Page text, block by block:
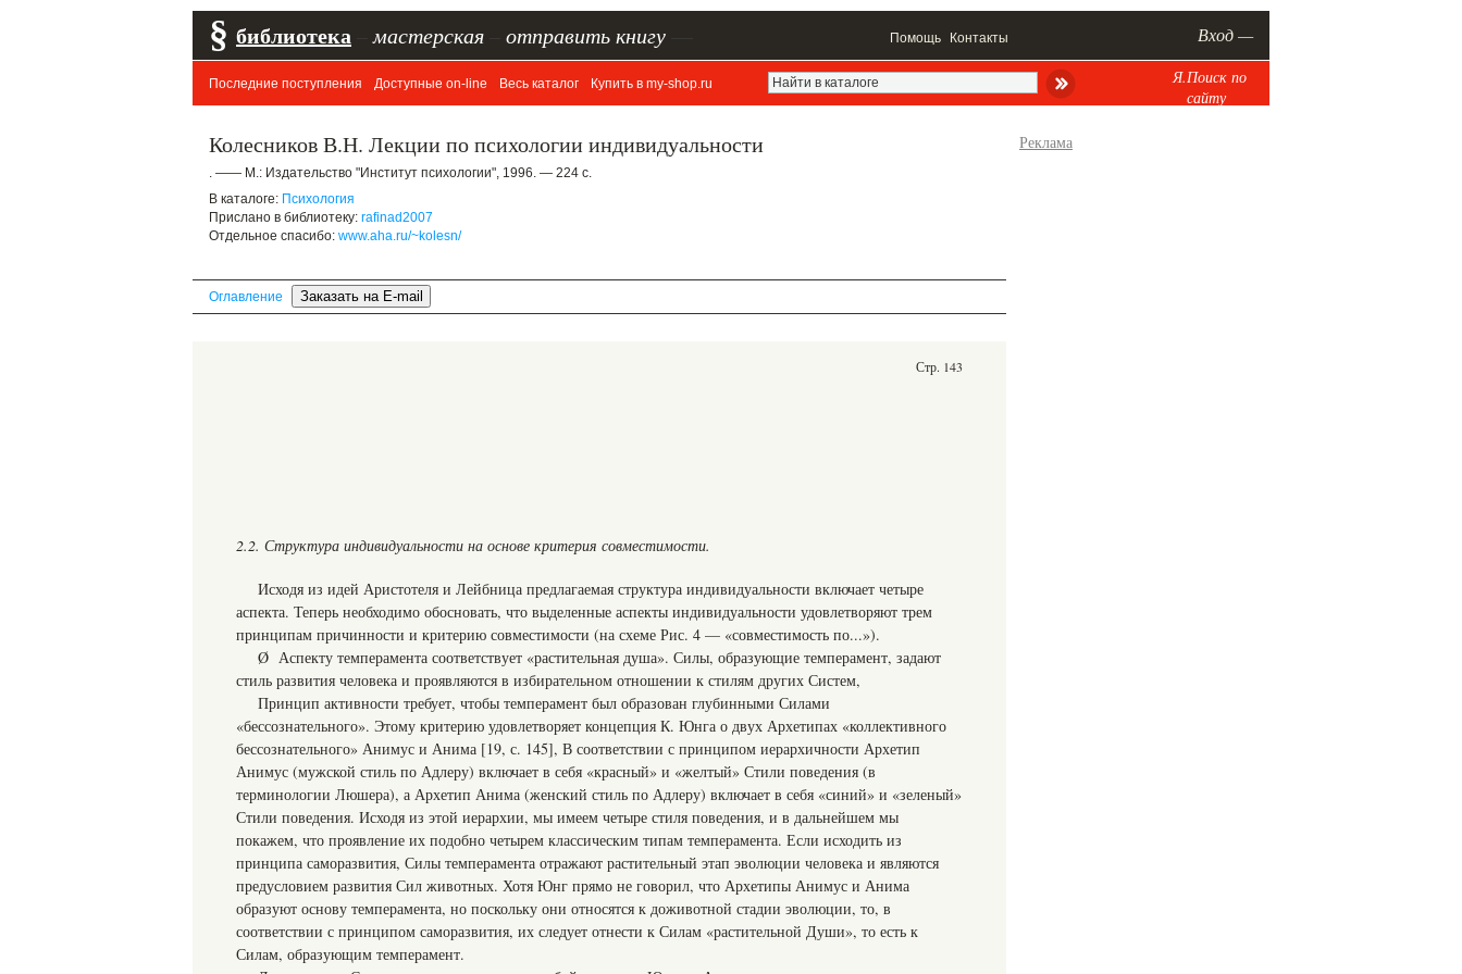
§ библиотека мастерская отправить книгу Помощь Контакты Вход —
Последние поступления Доступные on-line Весь каталог Купить в my-shop.ru
Я.Поиск по
сайту
Колесников В.Н. Лекции по психологии индивидуальности
. —— М.: Издательство "Институт психологии", 1996. — 224 с.
В каталоге: Психология
Прислано в библиотеку: rafinad2007
Отдельное спасибо: www.aha.ru/~kolesn/
Оглавление
Стр. 143
2.2. Структура индивидуальности на основе критерия совместимости.
Исходя из идей Аристотеля и Лейбница предлагаемая структура индивидуальности включает четыре
аспекта. Теперь необходимо обосновать, что выделенные аспекты индивидуальности удовлетворяют трем
принципам причинности и критерию совместимости (на схеме Рис. 4 — «совместимость по...»).
Ø Аспекту темперамента соответствует «растительная душа». Силы, образующие темперамент, задают
стиль развития человека и проявляются в избирательном отношении к стилям других Систем,
Принцип активности требует, чтобы темперамент был образован глубинными Силами
«бессознательного». Этому критерию удовлетворяет концепция К. Юнга о двух Архетипах «коллективного
бессознательного» Анимус и Анима [19, с. 145], В соответствии с принципом иерархичности Архетип
Анимус (мужской стиль по Адлеру) включает в себя «красный» и «желтый» Стили поведения (в
терминологии Люшера), а Архетип Анима (женский стиль по Адлеру) включает в себя «синий» и «зеленый»
Стили поведения. Исходя из этой иерархии, мы имеем четыре стиля поведения, и в дальнейшем мы
покажем, что проявление их подобно четырем классическим типам темперамента. Если исходить из
принципа саморазвития, Силы темперамента отражают растительный этап эволюции человека и являются
предусловием развития Сил животных. Хотя Юнг прямо не говорил, что Архетипы Анимус и Анима
образуют основу темперамента, но поскольку они относятся к доживотной стадии эволюции, то, в
соответствии с принципом саморазвития, их следует отнести к Силам «растительной Души», то есть к
Силам, образующим темперамент.
Реклама